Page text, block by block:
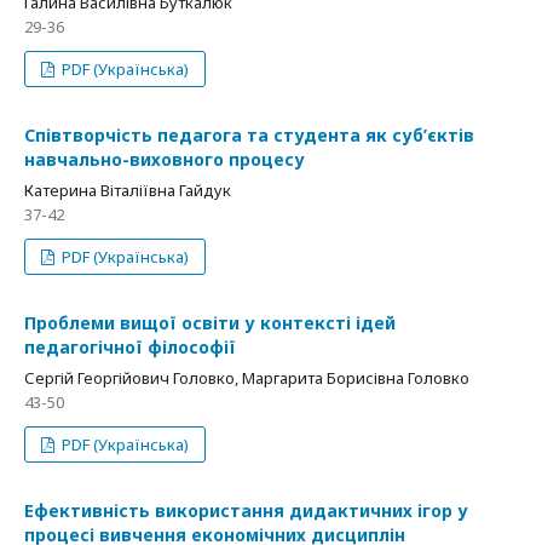
29-36
PDF (Українська)
Співтворчість педагога та студента як суб’єктів
навчально-виховного процесу
Катерина Віталіївна Гайдук
37-42
PDF (Українська)
Проблеми вищої освіти у контексті ідей
педагогічної філософії
Сергій Георгійович Головко, Маргарита Борисівна Головко
43-50
PDF (Українська)
Ефективність використання дидактичних ігор у
процесі вивчення економічних дисциплін